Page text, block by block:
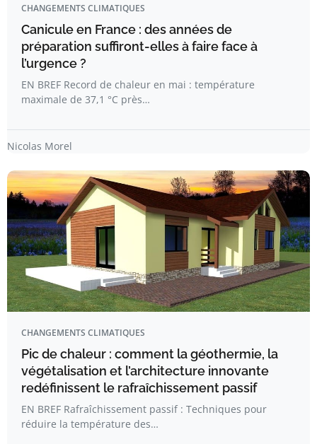
CHANGEMENTS CLIMATIQUES
Canicule en France : des années de
préparation suffiront-elles à faire face à
l’urgence ?
EN BREF Record de chaleur en mai : température
maximale de 37,1 °C près…
Nicolas Morel
CHANGEMENTS CLIMATIQUES
Pic de chaleur : comment la géothermie, la
végétalisation et l’architecture innovante
redéfinissent le rafraîchissement passif
EN BREF Rafraîchissement passif : Techniques pour
réduire la température des…